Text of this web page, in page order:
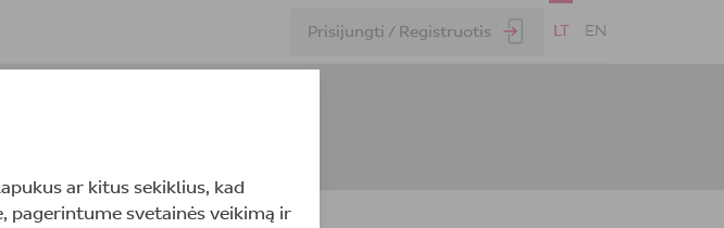
Prisijungti / Registruotis LT EN
ar kitus sekiklius, kad
pagerintume svetainės veikimą ir